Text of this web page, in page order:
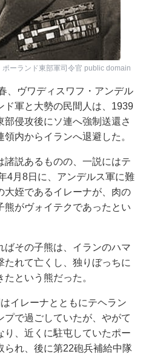
ーランド東部軍司令官 public domain
、ヴワディスワフ・アンデル
ド軍と大勢の民間人は、1939
侵攻後にソ連へ強制送還さ
内からイランへ退避した。
諸説あるものの、一説にはテ
4月8日に、アンデルス軍に難
大姪であるイレーナが、肉の
がヴォイテクであったとい
ばその子熊は、イランのハマ
たれて亡くし、独りぼっちに
という熊だった。
イレーナとともにテヘラン
で過ごしていたが、やがて
り、近くに駐屯していたポー
られ、後に第22砲兵補給中隊